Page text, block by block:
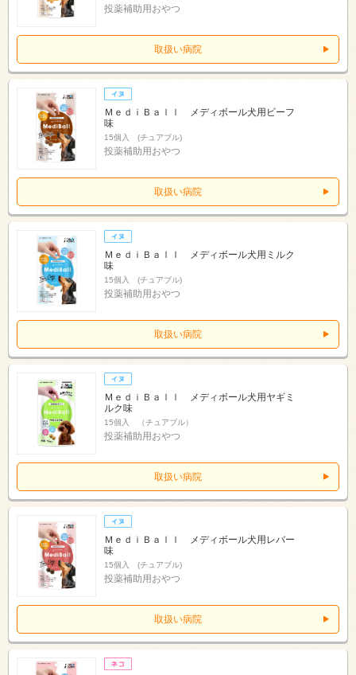
投薬補助用おやつ
取扱い病院
ＭｅｄｉＢａｌｌ メディボール犬用ビーフ
味
15個入 (チュアブル)
投薬補助用おやつ
取扱い病院
ＭｅｄｉＢａｌｌ メディボール犬用ミルク
味
15個入 (チュアブル)
投薬補助用おやつ
取扱い病院
ＭｅｄｉＢａｌｌ メディボール犬用ヤギミ
ルク味
15個入 （チュアブル）
投薬補助用おやつ
取扱い病院
ＭｅｄｉＢａｌｌ メディボール犬用レバー
味
15個入 (チュアブル)
投薬補助用おやつ
取扱い病院